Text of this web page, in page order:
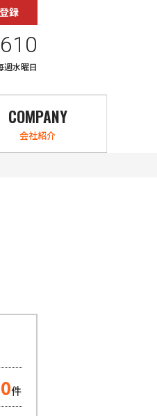
録
水曜日
COMPANY
会社紹介
0件